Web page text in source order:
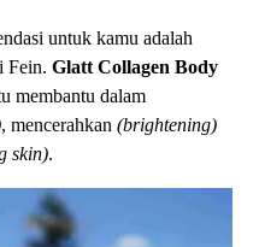
untuk kamu adalah
Fein.GlattCollagenBody
membantu dalam
, mencerahkan(brightening)
skin).